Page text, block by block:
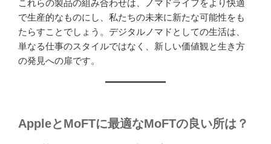
これらの製品の組み合わせは、ノマドライフをより快適
で生産的なものにし、私たちの未来に新たな可能性をも
たらすことでしょう。デジタルノマドとしての生活は、
単なる仕事のスタイルではなく、新しい価値観と生き方
の発見への扉です。
AppleとMoFTに最適なMoFTの良い所は？